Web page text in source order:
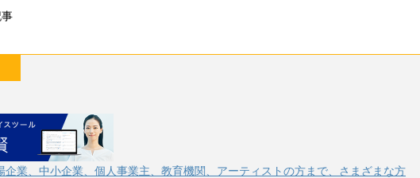
企業、中小企業、個人事業主、教育機関、アーティストの方まで、さまざまな方